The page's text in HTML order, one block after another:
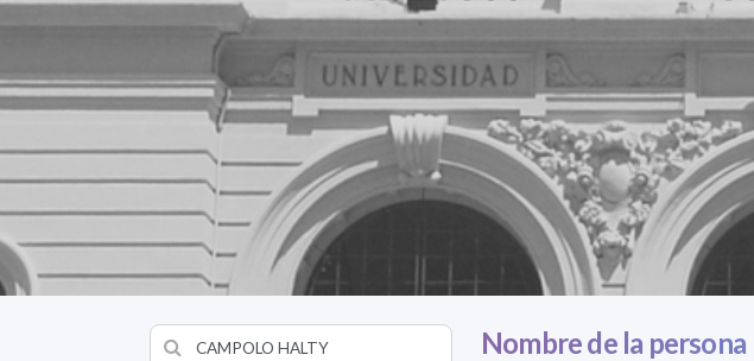
Nombre de la persona